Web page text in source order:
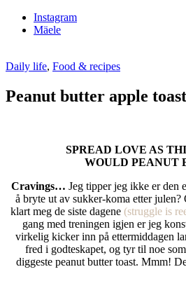
Instagram
Mäele
Daily life, Food & recipes
Peanut butter apple toast
SPREAD LOVE AS
WOULD PEANUT
Cravings… Jeg tipper jeg ikke er den
å bryte ut av sukker-koma etter julen?
klart meg de siste dagene (struggle is
gang med treningen igjen er jeg
virkelig kicker inn på ettermiddagen
fred i godteskapet, og tyr til noe
diggeste peanut butter toast. Mmm!